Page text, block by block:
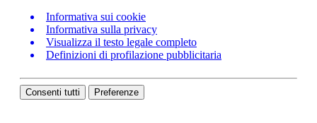
Informativa sui cookie
Informativa sulla privacy
Visualizza il testo legale completo
Definizioni di profilazione pubblicitaria
Consenti tutti Preferenze